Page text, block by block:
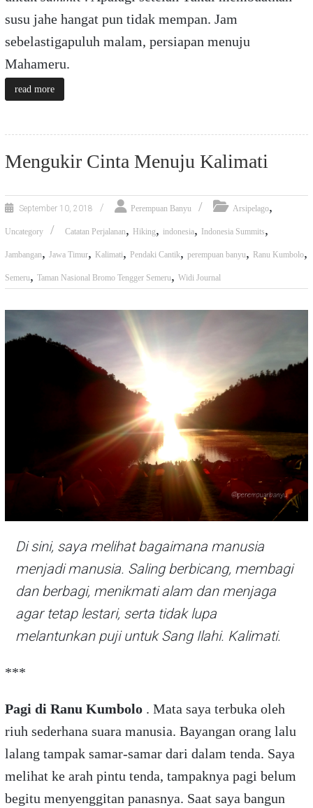
susu jahe hangat pun tidak mempan. Jam
sebelastigapuluh malam, persiapan menuju
Mahameru.
read more
Mengukir Cinta Menuju Kalimati
September 10, 2018 Perempuan Banyu Arsipelago,
Uncategory Catatan Perjalanan, Hiking, indonesia, Indonesia Summits,
Jambangan, Jawa Timur, Kalimati, Pendaki Cantik, perempuan banyu, Ranu Kumbolo,
Semeru, Taman Nasional Bromo Tengger Semeru, Widi Journal
Di sini, saya melihat bagaimana manusia
menjadi manusia. Saling berbicang, membagi
dan berbagi, menikmati alam dan menjaga
agar tetap lestari, serta tidak lupa
melantunkan puji untuk Sang Ilahi. Kalimati.
***
Pagi di Ranu Kumbolo. Mata saya terbuka oleh
riuh sederhana suara manusia. Bayangan orang lalu
lalang tampak samar-samar dari dalam tenda. Saya
melihat ke arah pintu tenda, tampaknya pagi belum
begitu menyenggitan panasnya. Saat saya bangun